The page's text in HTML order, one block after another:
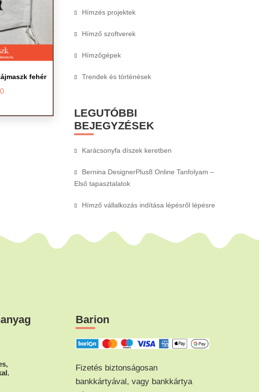
fehér
Hímzés projektek
Hímző szoftverek
Hímzőgépek
Trendek és történések
LEGUTÓBBI
BEJEGYZÉSEK
Karácsonyfa díszek keretben
Bernina DesignerPlus8 Online Tanfolyam –
Első tapasztalatok
Hímző vállalkozás indítása lépésről lépésre
Barion
Fizetés biztonságosan
bankkártyával, vagy bankkártya